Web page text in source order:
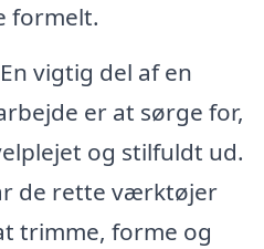
formelt.
En vigtig del af en
er at sørge for,
og stilfuldt ud.
de rette værktøjer
trimme, forme og